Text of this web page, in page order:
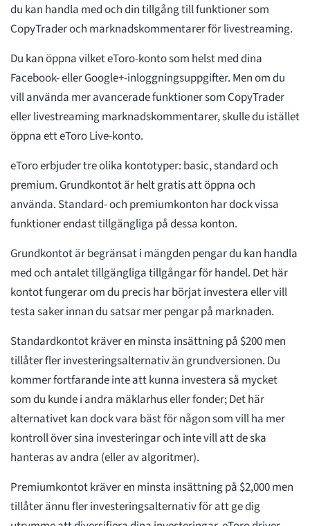
du kan handla med och din tillgång till funktioner som
CopyTrader och marknadskommentarer för livestreaming.
Du kan öppna vilket eToro-konto som helst med dina
Facebook- eller Google+-inloggningsuppgifter. Men om du
vill använda mer avancerade funktioner som CopyTrader
eller livestreaming marknadskommentarer, skulle du istället
öppna ett eToro Live-konto.
eToro erbjuder tre olika kontotyper: basic, standard och
premium. Grundkontot är helt gratis att öppna och
använda. Standard- och premiumkonton har dock vissa
funktioner endast tillgängliga på dessa konton.
Grundkontot är begränsat i mängden pengar du kan handla
med och antalet tillgängliga tillgångar för handel. Det här
kontot fungerar om du precis har börjat investera eller vill
testa saker innan du satsar mer pengar på marknaden.
Standardkontot kräver en minsta insättning på $200 men
tillåter fler investeringsalternativ än grundversionen. Du
kommer fortfarande inte att kunna investera så mycket
som du kunde i andra mäklarhus eller fonder; Det här
alternativet kan dock vara bäst för någon som vill ha mer
kontroll över sina investeringar och inte vill att de ska
hanteras av andra (eller av algoritmer).
Premiumkontot kräver en minsta insättning på $2,000 men
tillåter ännu fler investeringsalternativ för att ge dig